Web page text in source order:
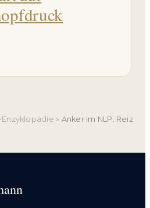
Enzyklopädie » Anker im NLP: Reiz